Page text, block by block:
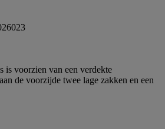
is voorzien van een verdekte
de voorzijde twee lage zakken en een